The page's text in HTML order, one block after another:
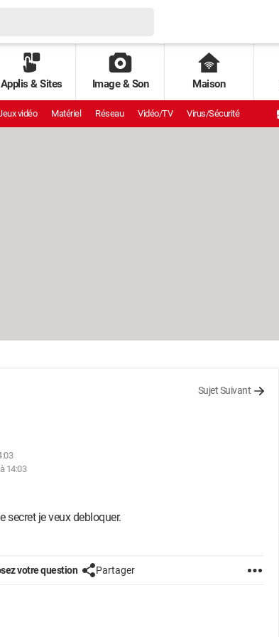
Applis & Sites Image & Son Maison
vidéo Matériel Réseau Vidéo/TV Virus/Sécurité
Sujet Suivant
14:03
secret je veux debloquer.
votre question Partager